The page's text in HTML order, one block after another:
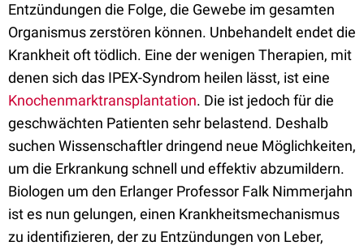
Entzündungen die Folge, die Gewebe im gesamten
Organismus zerstören können. Unbehandelt endet die
Krankheit oft tödlich. Eine der wenigen Therapien, mit
denen sich das IPEX-Syndrom heilen lässt, ist eine
Knochenmarktransplantation. Die ist jedoch für die
geschwächten Patienten sehr belastend. Deshalb
suchen Wissenschaftler dringend neue Möglichkeiten,
um die Erkrankung schnell und effektiv abzumildern.
Biologen um den Erlanger Professor Falk Nimmerjahn
ist es nun gelungen, einen Krankheitsmechanismus
zu identifizieren, der zu Entzündungen von Leber,